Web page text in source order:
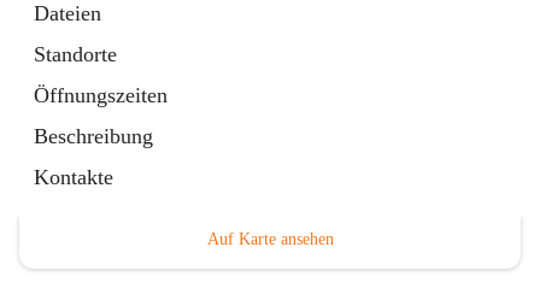
Dateien
Standorte
Öffnungszeiten
Beschreibung
Kontakte
Auf Karte ansehen